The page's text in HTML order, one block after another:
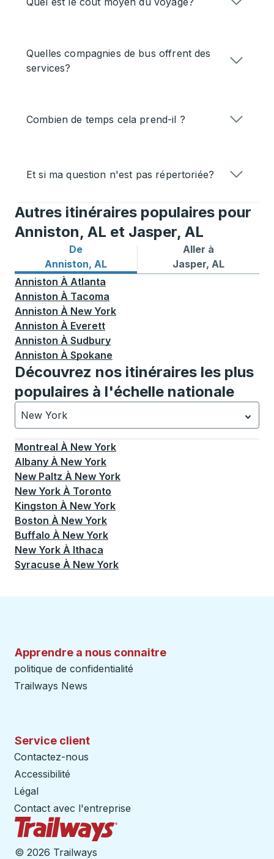
Quelles compagnies de bus offrent des
services?
Combien de temps cela prend-il ?
Et si ma question n'est pas répertoriée?
Autres itinéraires populaires pour
Anniston, AL et Jasper, AL
De
Anniston, AL
Itinéraires de bus depuis Anniston, AL
Aller à
Jasper, AL
Itinéraires de bus vers
Anniston À Atlanta
Anniston À Tacoma
Anniston À New York
Anniston À Everett
Anniston À Sudbury
Anniston À Spokane
Découvrez nos itinéraires les plus
populaires à l'échelle nationale
New York
Actuellement sélectionné: New York.La sélection est
Montreal À New York
Albany À New York
New Paltz À New York
New York À Toronto
Kingston À New York
Boston À New York
Buffalo À New York
New York À Ithaca
Syracuse À New York
Apprendre a nous connaitre
politique de confidentialité
Trailways News
Service client
Contactez-nous
Accessibilité
Légal
Contact avec l'entreprise
© 2026 Trailways